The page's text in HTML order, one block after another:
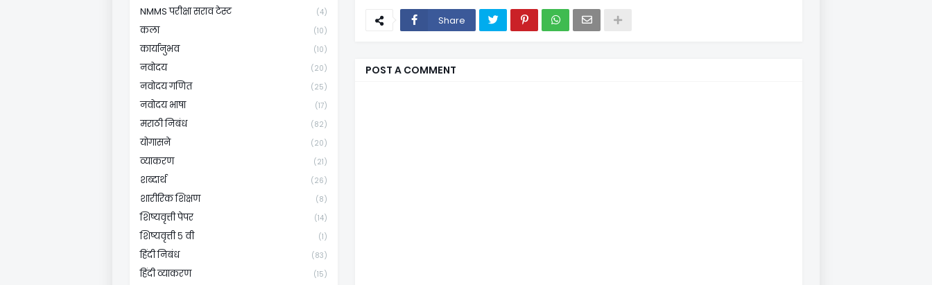
Share
POST A COMMENT
NMMS परीक्षा सराव टेस्ट (4)
कला (10)
कार्यानुभव (10)
नवोदय (20)
नवोदय गणित (25)
नवोदय भाषा (17)
मराठी निबंध (82)
योगासने (20)
व्याकरण (21)
शब्दार्थ (26)
शारीरिक शिक्षण (8)
शिष्यवृत्ती पेपर (14)
शिष्यवृत्ती ५ वी (1)
हिंदी निबंध (83)
हिंदी व्याकरण (15)